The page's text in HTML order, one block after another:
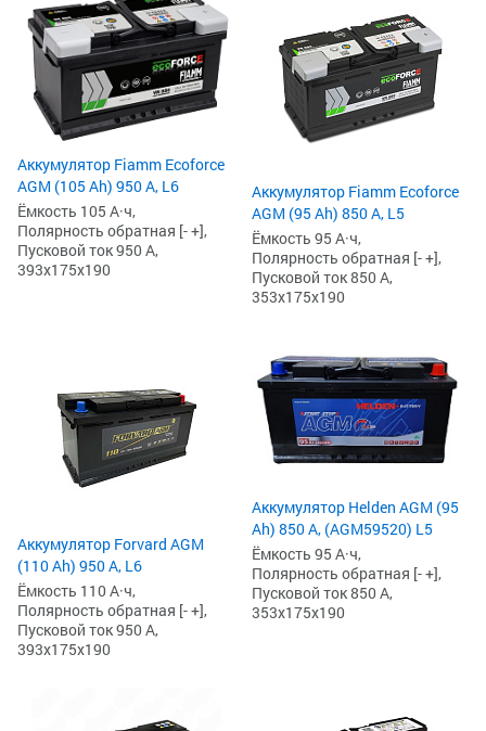
Аккумулятор Fiamm Ecoforce
AGM (105 Ah) 950 А, L6
Ёмкость 105 А·ч,
Полярность обратная [- +],
Пусковой ток 950 А,
393x175x190
Аккумулятор Fiamm Ecoforce
AGM (95 Ah) 850 A, L5
Ёмкость 95 А·ч,
Полярность обратная [- +],
Пусковой ток 850 А,
353x175x190
Аккумулятор Forvard AGM
(110 Ah) 950 А, L6
Ёмкость 110 А·ч,
Полярность обратная [- +],
Пусковой ток 950 А,
393x175x190
Аккумулятор Helden AGM (95
Ah) 850 А, (AGM59520) L5
Ёмкость 95 А·ч,
Полярность обратная [- +],
Пусковой ток 850 А,
353x175x190